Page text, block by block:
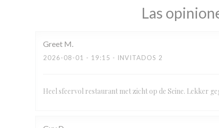
Las
Greet M
2026-08-01 - 19:15 - INVITADOS 2
Heel sfeervol restaurant met zicht op de Seine. Lekker